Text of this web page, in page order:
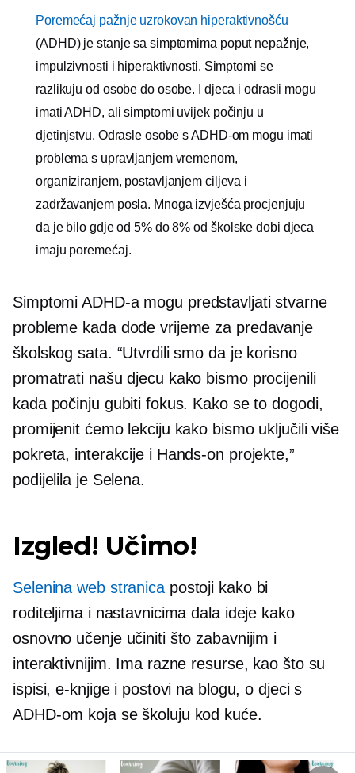
Poremećaj pažnje uzrokovan hiperaktivnošću
(ADHD) je stanje sa simptomima poput nepažnje,
impulzivnosti i hiperaktivnosti. Simptomi se
razlikuju od osobe do osobe. I djeca i odrasli mogu
imati ADHD, ali simptomi uvijek počinju u
djetinjstvu. Odrasle osobe s ADHD-om mogu imati
problema s upravljanjem vremenom,
organiziranjem, postavljanjem ciljeva i
zadržavanjem posla. Mnoga izvješća procjenjuju
da je bilo gdje od 5% do 8% od školske dobi djeca
imaju poremećaj.
Simptomi ADHD-a mogu predstavljati stvarne
probleme kada dođe vrijeme za predavanje
školskog sata. “Utvrdili smo da je korisno
promatrati našu djecu kako bismo procijenili
kada počinju gubiti fokus. Kako se to dogodi,
promijenit ćemo lekciju kako bismo uključili više
pokreta, interakcije i Hands-on projekte,”
podijelila je Selena.
Izgled! Učimo!
Selenina web stranicapostoji kako bi
roditeljima i nastavnicima dala ideje kako
osnovno učenje učiniti što zabavnijim i
interaktivnijim. Ima razne resurse, kao što su
ispisi, e-knjige i postovi na blogu, o djeci s
ADHD-om koja se školuju kod kuće.